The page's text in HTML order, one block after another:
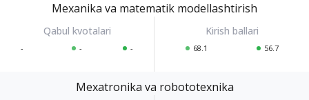
Mexanika va matematik modellashtirish
- - - 68.1 56.7
Mexatronika va robototexnika